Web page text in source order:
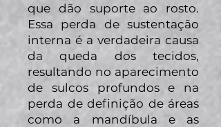
que dão suporte ao rosto.
Essa perda de sustentação
interna é a verdadeira causa
da queda dos tecidos,
resultando no aparecimento
de sulcos profundos e na
perda de definição de áreas
como a mandíbula e as